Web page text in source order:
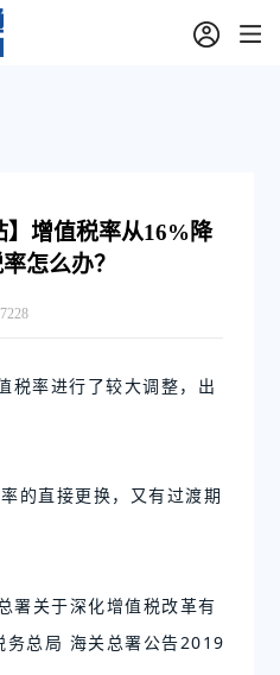
】增值税率从16%降
怎么办？
7228
税率进行了较大调整，出
的直接更换，又有过渡期
署关于深化增值税改革有
务总局 海关总署公告2019